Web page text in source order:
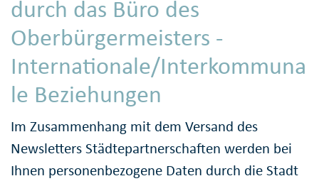
durch das Büro des
Oberbürgermeisters -
Internationale/Interkommuna
le Beziehungen
Im Zusammenhang mit dem Versand des
Newsletters Städtepartnerschaften werden bei
Ihnen personenbezogene Daten durch die Stadt